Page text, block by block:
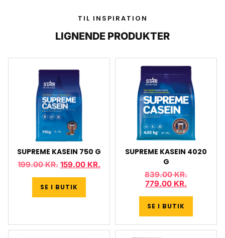
TIL INSPIRATION
LIGNENDE PRODUKTER
SUPREME KASEIN 750 G
199.00KR. 159.00 KR.
SE I BUTIK
SUPREME KASEIN 4020
G
839.00KR.
779.00 KR.
SE I BUTIK